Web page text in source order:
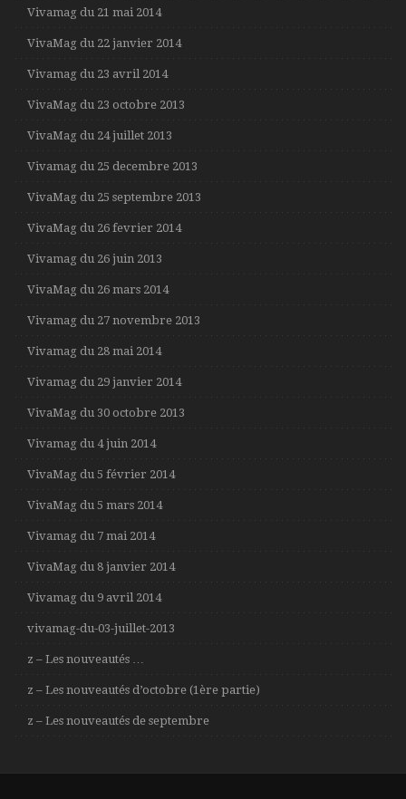
Vivamag du 21 mai 2014
VivaMag du 22 janvier 2014
Vivamag du 23 avril 2014
VivaMag du 23 octobre 2013
VivaMag du 24 juillet 2013
Vivamag du 25 decembre 2013
VivaMag du 25 septembre 2013
VivaMag du 26 fevrier 2014
Vivamag du 26 juin 2013
VivaMag du 26 mars 2014
Vivamag du 27 novembre 2013
Vivamag du 28 mai 2014
Vivamag du 29 janvier 2014
VivaMag du 30 octobre 2013
Vivamag du 4 juin 2014
VivaMag du 5 février 2014
VivaMag du 5 mars 2014
Vivamag du 7 mai 2014
VivaMag du 8 janvier 2014
Vivamag du 9 avril 2014
vivamag-du-03-juillet-2013
z – Les nouveautés …
z – Les nouveautés d’octobre (1ère partie)
z – Les nouveautés de septembre